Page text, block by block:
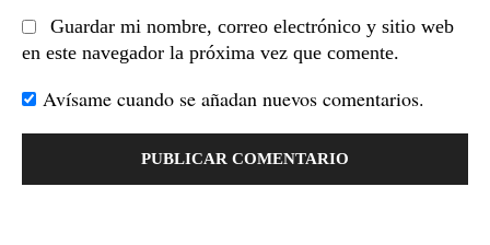
Guardar mi nombre, correo electrónico y sitio web
en este navegador la próxima vez que comente.
Avísame cuando se añadan nuevos comentarios.